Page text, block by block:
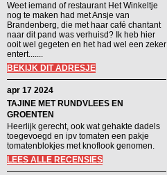
Weet iemand of restaurant Het Winkeltje
nog te maken had met Ansje van
Brandenberg, die met haar café chantant
naar dit pand was verhuisd? Ik heb hier
ooit wel gegeten en het had wel een zeker
entert.......
BEKIJK DIT ADRESJE
apr 17 2024
TAJINE MET RUNDVLEES EN
GROENTEN
Heerlijk gerecht, ook wat gehakte dadels
toegevoegd en ipv tomaten een pakje
tomatenblokjes met knoflook genomen.
LEES ALLE RECENSIES